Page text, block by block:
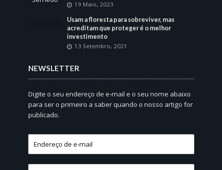
19 Maio, 2023
Usam a floresta para sobreviver, mas
acreditam que proteger é o melhor
investimento
13 Setembro, 2021
NEWSLETTER
Digite o seu endereço de e-mail e o seu nome abaixo
para ser o primeiro a saber quando o nosso artigo for
publicado.